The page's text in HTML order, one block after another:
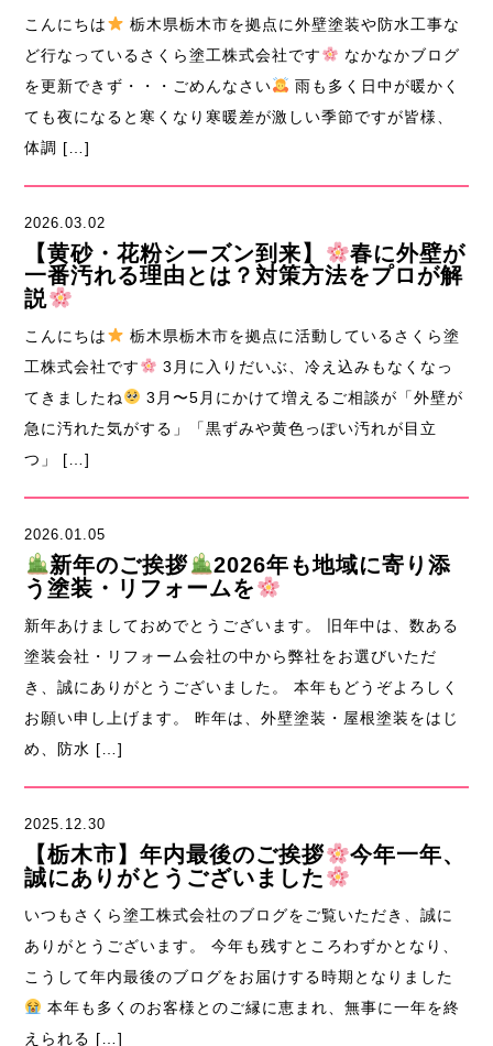
こんにちは
栃木県栃木市を拠点に外壁塗装や防水工事な
ど行なっているさくら塗工株式会社です
なかなかブログ
を更新できず・・・ごめんなさい
雨も多く日中が暖かく
ても夜になると寒くなり寒暖差が激しい季節ですが皆様、
体調 […]
2026.03.02
【黄砂・花粉シーズン到来】
春に外壁が
一番汚れる理由とは？対策方法をプロが解
説
こんにちは
栃木県栃木市を拠点に活動しているさくら塗
工株式会社です
3月に入りだいぶ、冷え込みもなくなっ
てきましたね
3月〜5月にかけて増えるご相談が「外壁が
急に汚れた気がする」「黒ずみや黄色っぽい汚れが目立
つ」 […]
2026.01.05
新年のご挨拶
2026年も地域に寄り添
う塗装・リフォームを
新年あけましておめでとうございます。 旧年中は、数ある
塗装会社・リフォーム会社の中から弊社をお選びいただ
き、誠にありがとうございました。 本年もどうぞよろしく
お願い申し上げます。 昨年は、外壁塗装・屋根塗装をはじ
め、防水 […]
2025.12.30
【栃木市】年内最後のご挨拶
今年一年、
誠にありがとうございました
いつもさくら塗工株式会社のブログをご覧いただき、誠に
ありがとうございます。 今年も残すところわずかとなり、
こうして年内最後のブログをお届けする時期となりました
本年も多くのお客様とのご縁に恵まれ、無事に一年を終
えられる […]